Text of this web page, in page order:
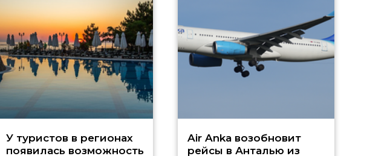
У туристов в регионах
появилась возможность
Air Anka возобновит
рейсы в Анталью из